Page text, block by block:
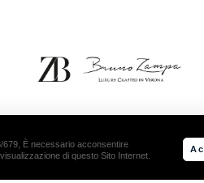
– VERONA | TEL
679, È necessario acconsentire
di questo Sito Internet.